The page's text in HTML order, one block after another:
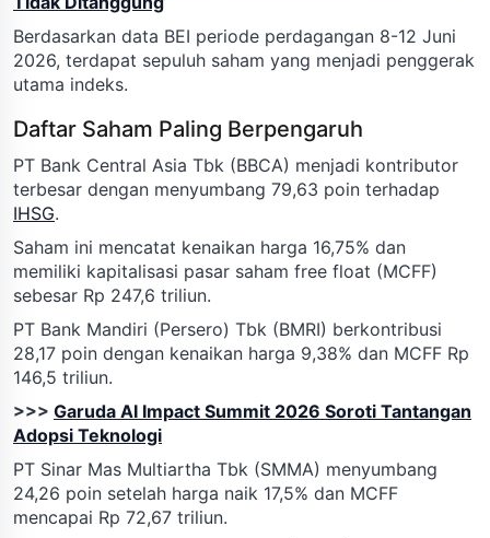
Berdasarkan data BEI periode perdagangan 8-12 Juni
2026, terdapat sepuluh saham yang menjadi penggerak
utama indeks.
Daftar Saham Paling Berpengaruh
PT Bank Central Asia Tbk (BBCA) menjadi kontributor
terbesar dengan menyumbang 79,63 poin terhadap
IHSG.
Saham ini mencatat kenaikan harga 16,75% dan
memiliki kapitalisasi pasar saham free float (MCFF)
sebesar Rp 247,6 triliun.
PT Bank Mandiri (Persero) Tbk (BMRI) berkontribusi
28,17 poin dengan kenaikan harga 9,38% dan MCFF Rp
146,5 triliun.
>>> Garuda AI Impact Summit 2026 Soroti Tantangan
Adopsi Teknologi
PT Sinar Mas Multiartha Tbk (SMMA) menyumbang
24,26 poin setelah harga naik 17,5% dan MCFF
mencapai Rp 72,67 triliun.